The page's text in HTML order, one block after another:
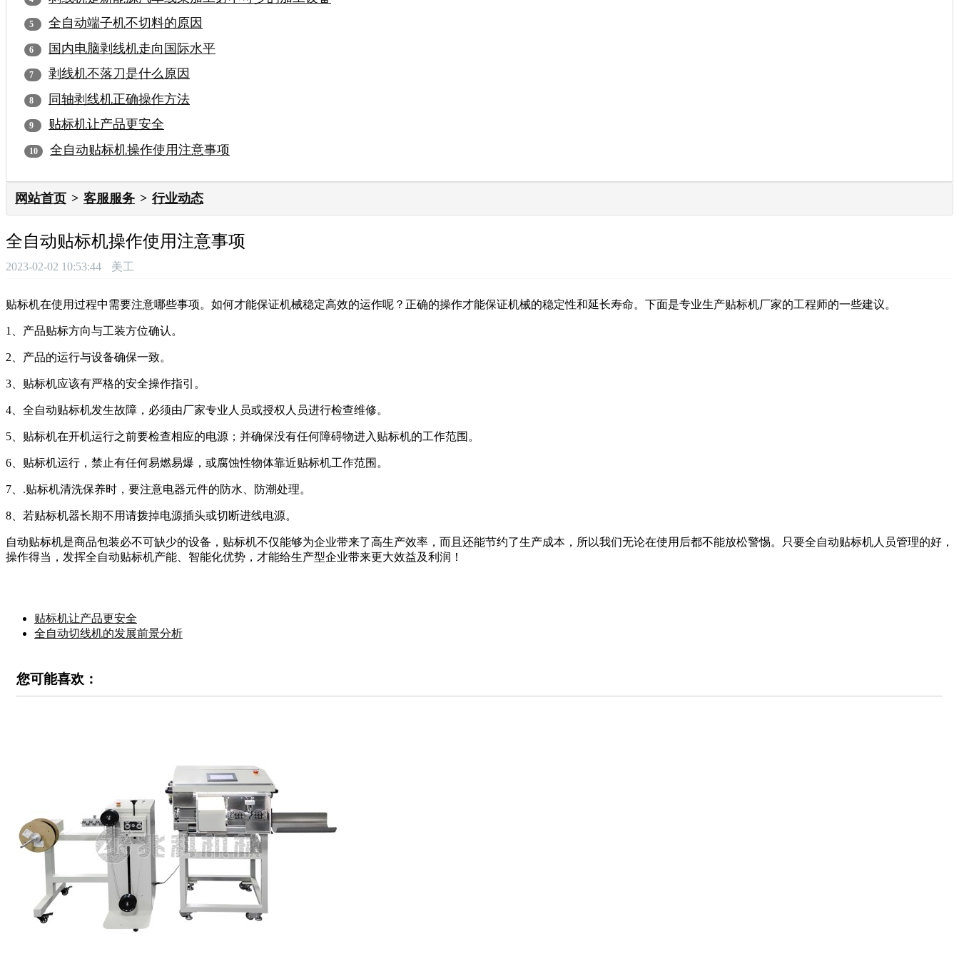
全自动端子机不切料的原因
国内电脑剥线机走向国际水平
剥线机不落刀是什么原因
同轴剥线机正确操作方法
贴标机让产品更安全
全自动贴标机操作使用注意事项
网站首页 客服服务 行业动态
全自动贴标机操作使用注意事项
2023-02-02 10:53:44 美工
贴标机在使用过程中需要注意哪些事项。如何才能保证机械稳定高效的运作呢？正确的操作才能保证机械的稳定性和延长寿命。下面是专业生产贴标机厂家的工程师的一些建议。
1、产品贴标方向与工装方位确认。
2、产品的运行与设备确保一致。
3、贴标机应该有严格的安全操作指引。
4、全自动贴标机发生故障，必须由厂家专业人员或授权人员进行检查维修。
5、贴标机在开机运行之前要检查相应的电源；并确保没有任何障碍物进入贴标机的工作范围。
6、贴标机运行，禁止有任何易燃易爆，或腐蚀性物体靠近贴标机工作范围。
7、 .贴标机清洗保养时，要注意电器元件的防水、防潮处理。
8、若贴标机器长期不用请拨掉电源插头或切断进线电源。
自动贴标机是商品包装必不可缺少的设备，贴标机不仅能够为企业带来了高生产效率，而且还能节约了生产成本，所以我们无论在使用后都不能放松警惕。只要全自动贴标机人员管理的好，
操作得当，发挥全自动贴标机产能、智能化优势，才能给生产型企业带来更大效益及利润！
贴标机让产品更安全
全自动切线机的发展前景分析
您可能喜欢：